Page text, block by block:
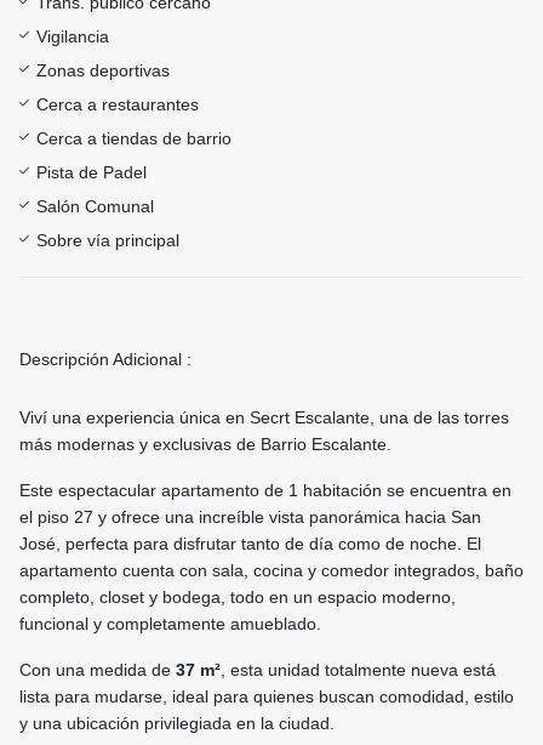
Vigilancia
Zonas deportivas
Cerca a restaurantes
Cerca a tiendas de barrio
Pista de Padel
Salón Comunal
Sobre vía principal
Descripción Adicional :
Viví una experiencia única en Secrt Escalante, una de las torres
más modernas y exclusivas de Barrio Escalante.
Este espectacular apartamento de 1 habitación se encuentra en
el piso 27 y ofrece una increíble vista panorámica hacia San
José, perfecta para disfrutar tanto de día como de noche. El
apartamento cuenta con sala, cocina y comedor integrados, baño
completo, closet y bodega, todo en un espacio moderno,
funcional y completamente amueblado.
Con una medida de 37 m² , esta unidad totalmente nueva está
lista para mudarse, ideal para quienes buscan comodidad, estilo
y una ubicación privilegiada en la ciudad.